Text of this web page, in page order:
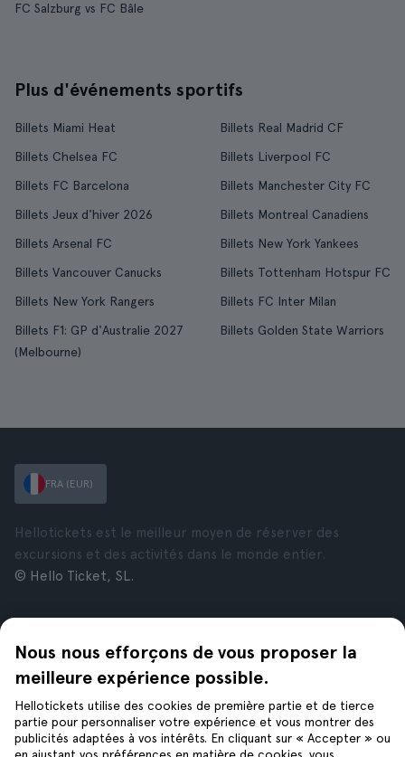
FC Salzburg vs FC Bâle
Plus d'événements sportifs
Billets Miami Heat
Billets Real Madrid CF
Billets Chelsea FC
Billets Liverpool FC
Billets FC Barcelona
Billets Manchester City FC
Billets Jeux d'hiver 2026
Billets Montreal Canadiens
Billets Arsenal FC
Billets New York Yankees
Billets Vancouver Canucks
Billets Tottenham Hotspur FC
Billets New York Rangers
Billets FC Inter Milan
Billets F1: GP d'Australie 2027
(Melbourne)
Billets Golden State Warriors
Nous nous efforçons de vous proposer la
meilleure expérience possible.
Hellotickets utilise des cookies de première partie et de tierce
partie pour personnaliser votre expérience et vous montrer des
publicités adaptées à vos intérêts. En cliquant sur « Accepter » ou
FRA (EUR)
Hellotickets est le meilleur moyen de réserver des
excursions et des activités dans le monde entier.
© Hello Ticket, SL.
À propos de nous
Offres d’emploi
Avis
Confidentialité
New York
Rome
Londres
Grenade